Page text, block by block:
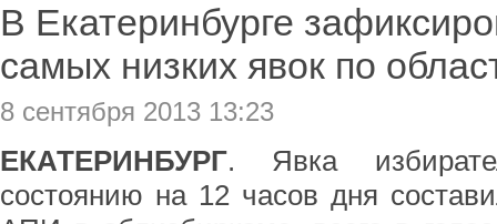
В Екатеринбурге
самых низких явок по
8 сентября 2013 13:23
ЕКАТЕРИНБУРГ. Явка
состоянию на 12 часов дня